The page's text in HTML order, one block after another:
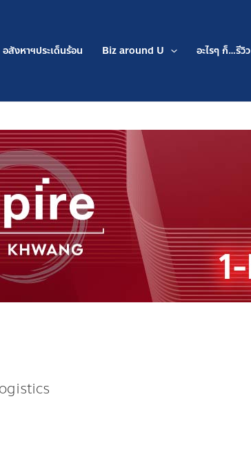
อสังหาฯประเด็นร้อน Biz around U อะไรๆ ก็…รีวิว